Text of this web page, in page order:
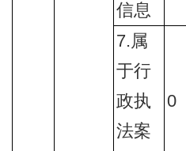
信息
7.属
于行
政执
法案
0